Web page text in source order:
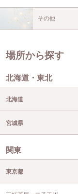
その他
場所から探す
北海道・東北
北海道
宮城県
関東
東京都